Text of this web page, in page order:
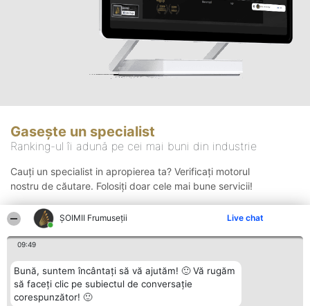
ȘOIMII Frumuseții Live chat
09:49
Bună, suntem încântați să vă ajutăm! 🙂 Vă rugăm
să faceți clic pe subiectul de conversație
corespunzător! 🙂
Gasește un specialist
Ranking-ul îi adună pe cei mai buni din industrie
Cauți un specialist in apropierea ta? Verificați motorul
nostru de căutare. Folosiți doar cele mai bune servicii!